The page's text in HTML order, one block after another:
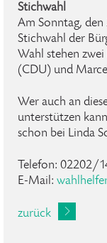
Stichwahl
Am Sonntag,
Stichwahl der
Wahl stehen
(CDU) und
Wer auch an
unterstützen
schon bei Linda
Telefon: 02202/
E-Mail:
zurück